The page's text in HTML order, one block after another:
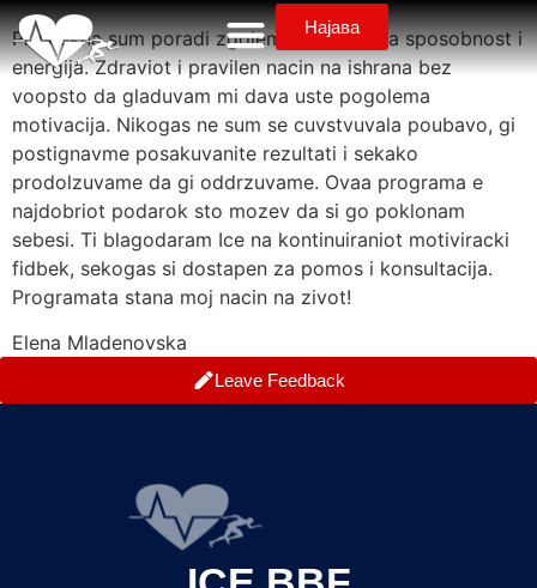
Најава
Presrekna sum poradi zgolemenata fizicka sposobnost i
energija. Zdraviot i pravilen nacin na ishrana bez
voopsto da gladuvam mi dava uste pogolema
motivacija. Nikogas ne sum se cuvstvuvala poubavo, gi
postignavme posakuvanite rezultati i sekako
prodolzuvame da gi oddrzuvame. Ovaa programa e
najdobriot podarok sto mozev da si go poklonam
sebesi. Ti blagodaram Ice na kontinuiraniot motiviracki
fidbek, sekogas si dostapen za pomos i konsultacija.
Programata stana moj nacin na zivot!
Elena Mladenovska
Leave Feedback